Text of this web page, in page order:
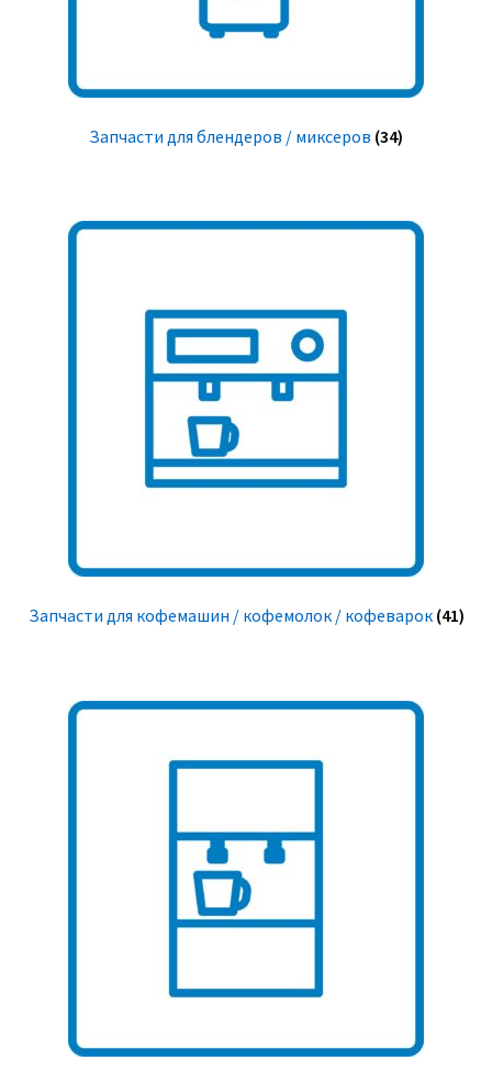
Запчасти для блендеров / миксеров (34)
Запчасти для кофемашин / кофемолок / кофеварок (41)